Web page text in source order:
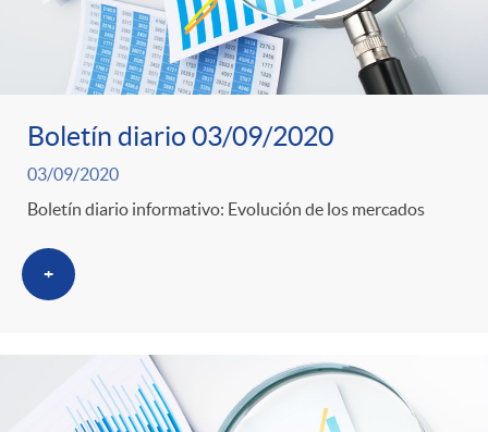
Boletín diario 03/09/2020
03/09/2020
Boletín diario informativo: Evolución de los mercados
+